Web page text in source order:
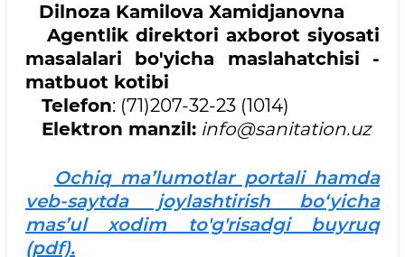
Dilnoza Kamilova Xamidjanovna
Agentlik direktori axborot siyosati
masalalari bo'yicha maslahatchisi -
matbuot kotibi
Telefon: (71)207-32-23 (1014)
Elektron manzil: info@sanitation.uz
Ochiq ma’lumotlar portali hamda
veb-saytda joylashtirish bo‘yicha
mas’ul xodim to'g'risadgi buyruq
(pdf).